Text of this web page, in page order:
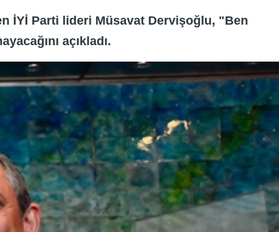
İYİ Parti lideri Müsavat Dervişoğlu, "Ben
açıkladı.